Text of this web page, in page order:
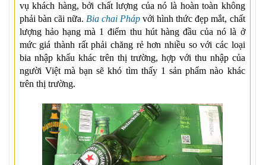
vụ khách hàng, bởi chất lượng của nó là hoàn toàn không
phải bàn cãi nữa. Bia chai Phápvới hình thức đẹp mắt, chất
lượng hảo hạng mà 1 điểm thu hút hàng đầu của nó là ở
mức giá thành rất phải chăng rẻ hơn nhiều so với các loại
bia nhập khẩu khác trên thị trường, hợp với thu nhập của
người Việt mà bạn sẽ khó tìm thấy 1 sản phẩm nào khác
trên thị trường.